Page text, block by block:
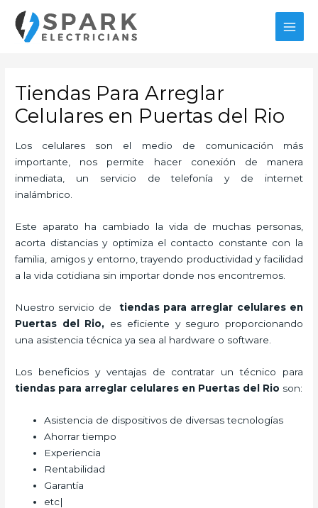
contenido
Tiendas Para Arreglar
Celulares en Puertas del Rio
Los celulares son el medio de comunicación más
importante, nos permite hacer conexión de manera
inmediata, un servicio de telefonía y de internet
inalámbrico.
Este aparato ha cambiado la vida de muchas personas,
acorta distancias y optimiza el contacto constante con la
familia, amigos y entorno, trayendo productividad y facilidad
a la vida cotidiana sin importar donde nos encontremos.
Nuestro servicio de tiendas para arreglar celulares en
Puertas del Rio, es eficiente y seguro proporcionando
una asistencia técnica ya sea al hardware o software.
Los beneficios y ventajas de contratar un técnico para
tiendas para arreglar celulares en Puertas del Rio son:
Asistencia de dispositivos de diversas tecnologías
Ahorrar tiempo
Experiencia
Rentabilidad
Garantía
etc|